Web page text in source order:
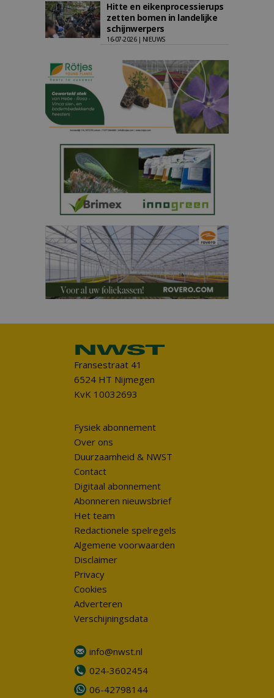
Hitte en eikenprocessierups
zetten bomen in landelijke
schijnwerpers
16-07-2026 | NIEUWS
Fransestraat 41
6524 HT Nijmegen
KvK 10032693
Fysiek abonnement
Over ons
Duurzaamheid & NWST
Contact
Digitaal abonnement
Abonneren nieuwsbrief
Het team
Redactionele spelregels
Algemene voorwaarden
Disclaimer
Privacy
Cookies
Adverteren
Verschijningsdata
info@nwst.nl
024-3602454
06-42798144